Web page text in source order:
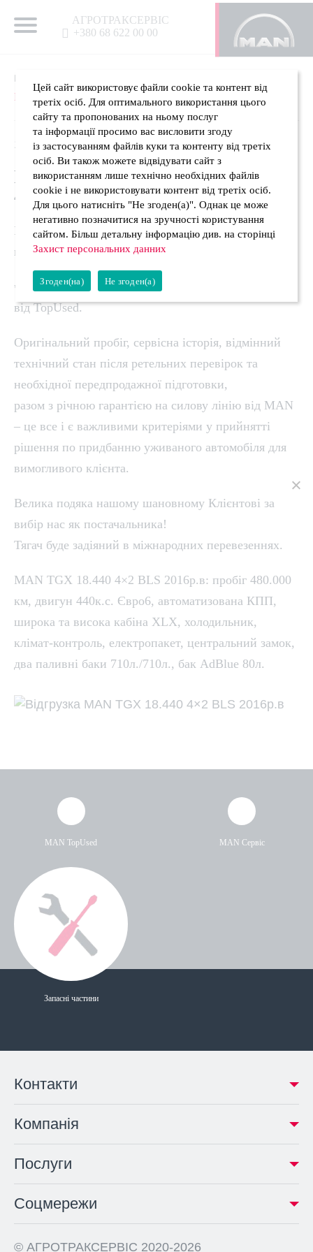
АГРОТРАКСЕРВIС
+380 68 622 00 00
BLS 2016р.в
12.07.2021
ВІДГРУЗКА MAN TGX 18.440
4×2 BLS 2016Р.В
Минулий тиждень закінчився у нас на MAN центрі
в Житомирі
черговою поставкою сідельного тягача з пробігом
від TopUsed.
Оригінальний пробіг, сервісна історія, відмінний
технічний стан після ретельних перевірок та
необхідної передпродажної підготовки,
разом з річною гарантією на силову лінію від MAN
– це все і є важливими критеріями у прийнятті
рішення по придбанню уживаного автомобіля для
вимогливого клієнта.
Велика подяка нашому шановному Клієнтові за
вибір нас як постачальника!
Тягач буде задіяний в міжнародних перевезеннях.
MAN TGX 18.440 4×2 BLS 2016р.в: пробіг 480.000
км, двигун 440к.с. Євро6, автоматизована КПП,
широка та висока кабіна XLX, холодильник,
клімат-контроль, електропакет, центральний замок,
два паливні баки 710л./710л., бак AdBlue 80л.
MAN TopUsed MAN Сервіс
Запасні частини
Контакти
Компанія
Послуги
Соцмережи
© АГРОТРАКСЕРВIС 2020-2026
Цей сайт використовує файли cookie та контент від
третіх осіб. Для оптимального використання цього
сайту та пропонованих на ньому послуг
та інформації просимо вас висловити згоду
із застосуванням файлів куки та контенту від третіх
осіб. Ви також можете відвідувати сайт з
використанням лише технічно необхідних файлів
cookie і не використовувати контент від третіх осіб.
Для цього натисніть "Не згоден(а)". Однак це може
негативно позначитися на зручності користування
сайтом. Більш детальну інформацію див. на сторінці
Захист персональних данних
Згоден(на) Не згоден(а)